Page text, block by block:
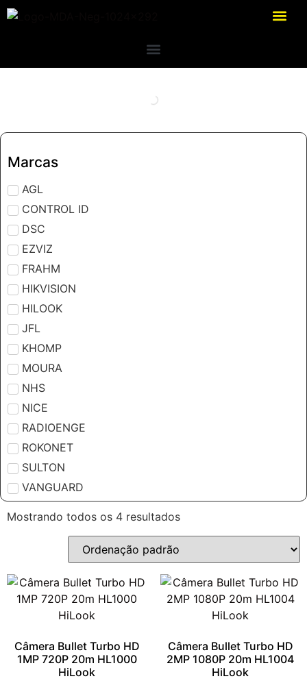
Marcas
AGL
CONTROL ID
DSC
EZVIZ
FRAHM
HIKVISION
HILOOK
JFL
KHOMP
MOURA
NHS
NICE
RADIOENGE
ROKONET
SULTON
VANGUARD
Mostrando todos os 4 resultados
Câmera Bullet Turbo HD
1MP 720P 20m HL1000
HiLook
Câmera Bullet Turbo HD
2MP 1080P 20m HL1004
HiLook